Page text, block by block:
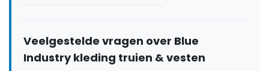
Veelgestelde vragen over Blue
Industry kleding truien & vesten